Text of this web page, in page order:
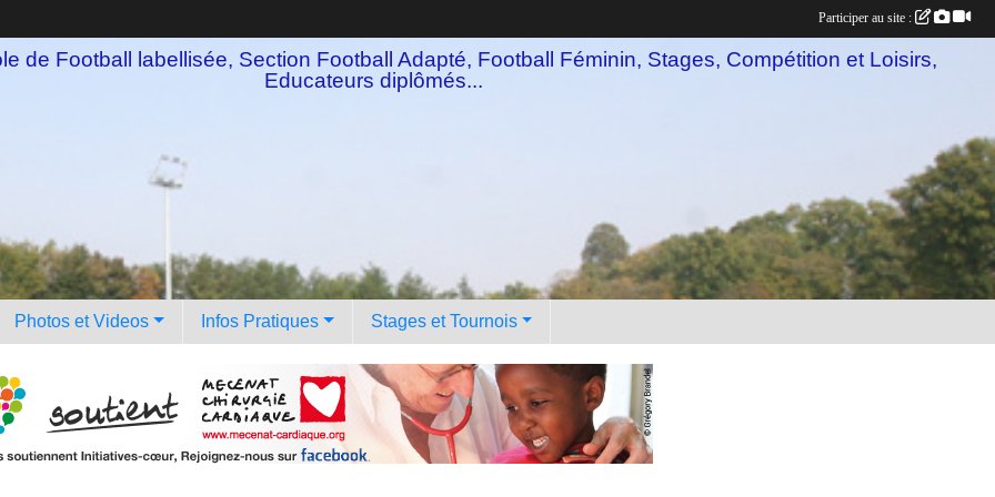
de Football labellisée, Section Football Adapté, Football Féminin, Stages, Compétition et Loisirs,
Educateurs diplômés...
Photos et Videos Infos Pratiques Stages et Tournois
Participer au site :